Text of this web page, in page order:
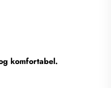
komfortabel.